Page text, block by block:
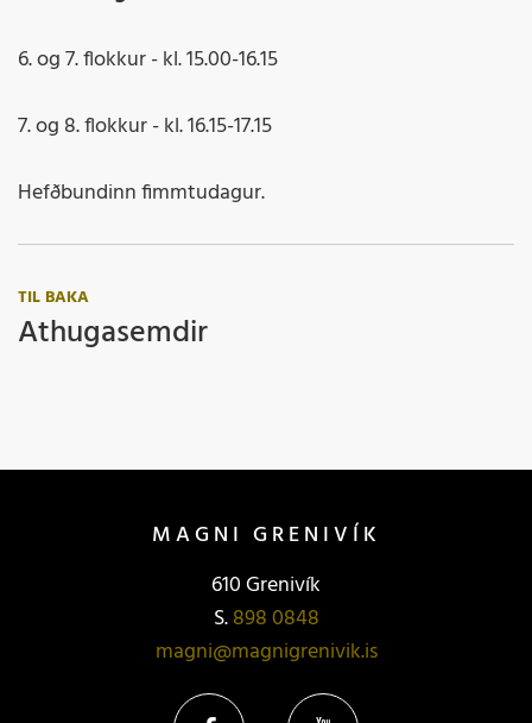
6. og 7. flokkur - kl. 15.00-16.15
7. og 8. flokkur - kl. 16.15-17.15
Hefðbundinn fimmtudagur.
TIL BAKA
Athugasemdir
MAGNI GRENIVÍK
610 Grenivík
S.898 0848
magni@magnigrenivik.is